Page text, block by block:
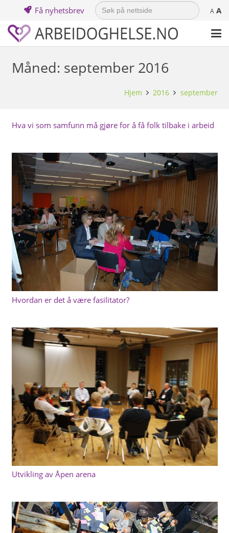
Få nyhetsbrev
Search
for: A A
Måned: september 2016
Hjem 2016 september
Hva vi som samfunn må gjøre for å få folk tilbake i arbeid
Hvordan er det å være fasilitator?
Utvikling av Åpen arena